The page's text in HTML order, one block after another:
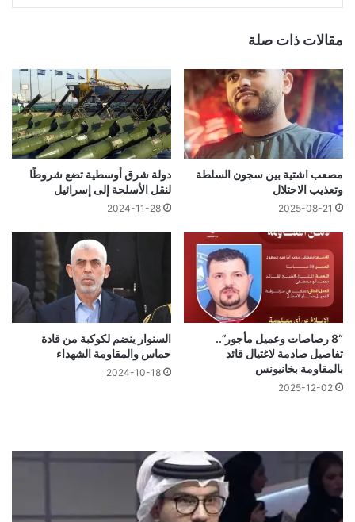
مقالات ذات صلة
مصعب اشتية بين سجون السلطة
وتعذيب الاحتلال
2025-08-21
دولة شرق أوسطية تضع شروطًا
لنقل الأسلحة إلى إسرائيل
2024-11-28
“8 رصاصات وعميل مأجور”..
تفاصيل صادمة لاغتيال قائد
بالمقاومة بخانيونس
2025-12-02
السنوار ينضم لكوكبة من قادة
حماس والمقاومة الشهداء
2024-10-18